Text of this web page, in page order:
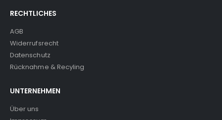
RECHTLICHES
AGB
Widerrufsrecht
Datenschutz
Rücknahme & Recyling
UNTERNEHMEN
Über uns